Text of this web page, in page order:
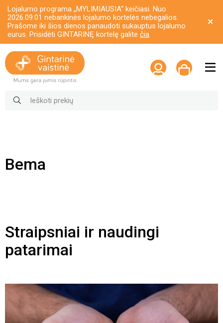
Lojalumo programa „MYLIMIAUSIA“ keičiasi. Nuo
2026.09.01 nebankinės lojalumo kortelės nebegalios.
Prašome iki šios dienos panaudoti sukauptus lojalumo
eurus. Prisidėti GINTARINĘ kortelę galite čia
Bema
Straipsniai ir naudingi
patarimai